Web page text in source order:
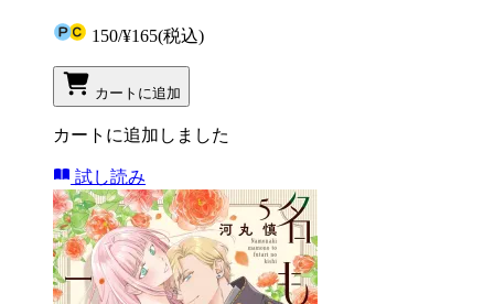
150/¥165(税込)
カートに追加
カートに追加しました
試し読み